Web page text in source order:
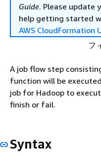
Guide. Please update
help getting started
AWS CloudFormation
フ
A job flow step
function will be
job for Hadoop to
finish or fail.
Syntax